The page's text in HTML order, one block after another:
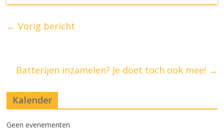
← Vorig bericht
Batterijen inzamelen? Je doet toch ook mee! →
Kalender
Geen evenementen